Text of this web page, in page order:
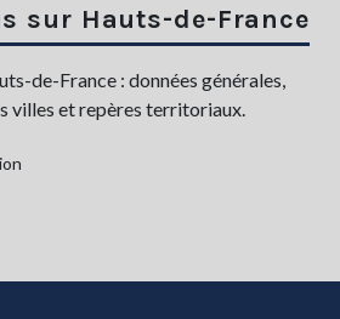
sur Hauts-de-France
de-France : données générales,
villes et repères territoriaux.